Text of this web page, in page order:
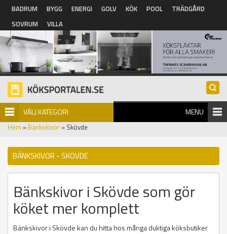
Hoppa till huvudinnehåll
BADRUM BYGG ENERGI GOLV KÖK POOL
TRÄDGÅRD
SOVRUM
VILLA
VÄLJ KATEGORI MENU
Hem » Bänkskivor » Skövde
BÄNKSKIVOR - SKÖVDE
Bänkskivor i Skövde som gör
köket mer komplett
Bänkskivor i Skövde kan du hitta hos många duktiga köksbutiker